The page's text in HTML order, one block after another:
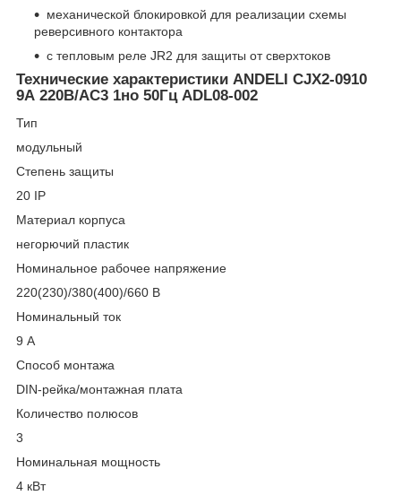
механической блокировкой для реализации схемы
реверсивного контактора
с тепловым реле JR2 для защиты от сверхтоков
Технические характеристики ANDELI CJX2-0910
9А 220В/AC3 1но 50Гц ADL08-002
Тип
модульный
Степень защиты
20 IP
Материал корпуса
негорючий пластик
Номинальное рабочее напряжение
220(230)/380(400)/660 В
Номинальный ток
9 А
Способ монтажа
DIN-рейка/монтажная плата
Количество полюсов
3
Номинальная мощность
4 кВт